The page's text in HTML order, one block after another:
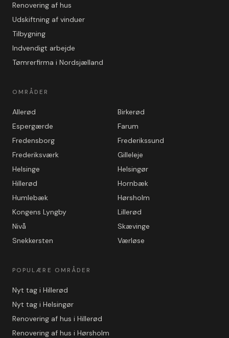
Renovering af hus
Udskiftning af vinduer
Tilbygning
Indvendigt arbejde
Tømrerfirma i Nordsjælland
OMRÅDER
Allerød
Birkerød
Espergærde
Farum
Fredensborg
Frederikssund
Frederiksværk
Gilleleje
Helsinge
Helsingør
Hillerød
Hornbæk
Humlebæk
Hørsholm
Kongens Lyngby
Lillerød
Nivå
Skævinge
Snekkersten
Værløse
POPULÆRE OMRÅDER
Nyt tag i Hillerød
Nyt tag i Helsingør
Renovering af hus i Hillerød
Renovering af hus i Hørsholm